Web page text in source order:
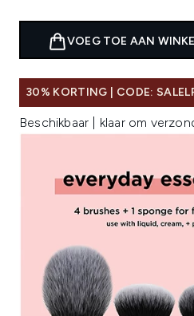
VOEG TOE AAN
30% KORTING | CODE:
Beschikbaar | klaar om